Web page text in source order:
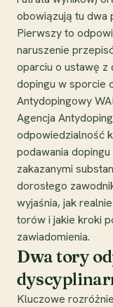
obowiązują tu dwa
Pierwszy to
naruszenie
oparciu o ustawę z
dopingu w sporcie
Antydopingowy
Agencja
odpowiedzialność
podawania
zakazanymi
dorosłego
wyjaśnia, jak
torów i jakie kroki
zawiadomienia.
Dwa tory
Kluczowe